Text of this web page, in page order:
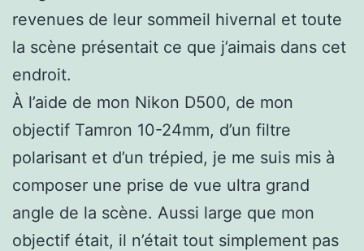
revenues de leur sommeil hivernal et toute
la scène présentait ce que j’aimais dans cet
endroit.
À l’aide de mon Nikon D500, de mon
objectif Tamron 10-24mm, d’un filtre
polarisant et d’un trépied, je me suis mis à
composer une prise de vue ultra grand
angle de la scène. Aussi large que mon
objectif était, il n’était tout simplement pas